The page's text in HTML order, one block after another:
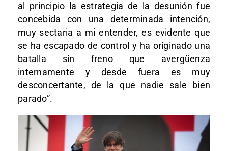
al principio la estrategia de la desunión fue
concebida con una determinada intención,
muy sectaria a mi entender, es evidente que
se ha escapado de control y ha originado una
batalla sin freno que avergüenza
internamente y desde fuera es muy
desconcertante, de la que nadie sale bien
parado”.